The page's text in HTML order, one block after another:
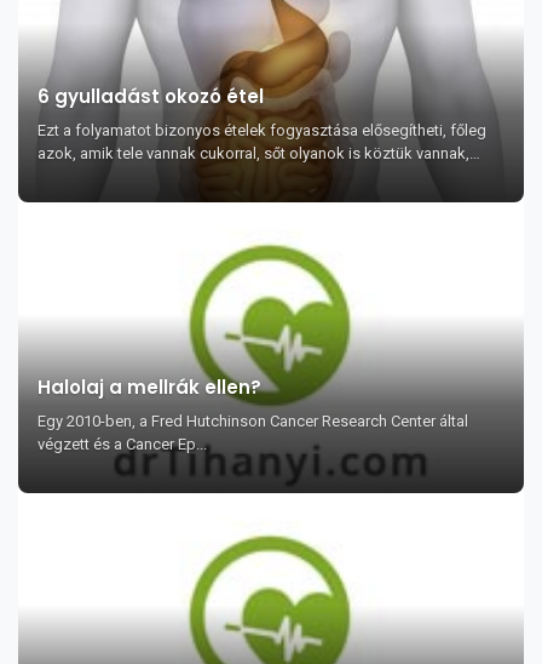
6 gyulladást okozó étel
Ezt a folyamatot bizonyos ételek fogyasztása elősegítheti, főleg
azok, amik tele vannak cukorral, sőt olyanok is köztük vannak,
Halolaj a mellrák ellen?
Egy 2010-ben, a Fred Hutchinson Cancer Research Center által
végzett és a Cancer Ep...